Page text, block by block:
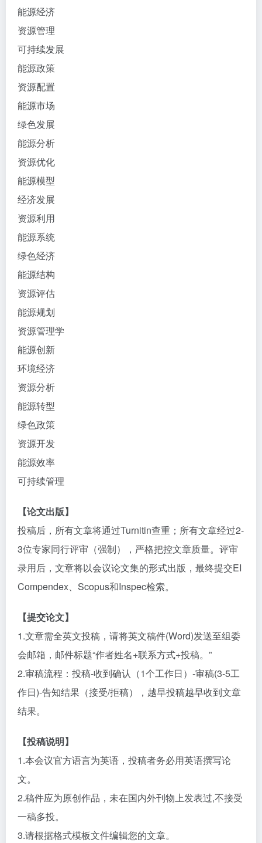
能源经济
资源管理
可持续发展
能源政策
资源配置
能源市场
绿色发展
能源分析
资源优化
能源模型
经济发展
资源利用
能源系统
绿色经济
能源结构
资源评估
能源规划
资源管理学
能源创新
环境经济
资源分析
能源转型
绿色政策
资源开发
能源效率
可持续管理
【论文出版】
投稿后，所有文章将通过Turnitin查重；所有文章经过2-
3位专家同行评审（强制），严格把控文章质量。评审
录用后，文章将以会议论文集的形式出版，最终提交EI
Compendex、Scopus和Inspec检索。
【提交论文】
1.文章需全英文投稿，请将英文稿件(Word)发送至组委
会邮箱，邮件标题“作者姓名+联系方式+投稿。”
2.审稿流程：投稿-收到确认（1个工作日）-审稿(3-5工
作日)-告知结果（接受/拒稿），越早投稿越早收到文章
结果。
【投稿说明】
1.本会议官方语言为英语，投稿者务必用英语撰写论
文。
2.稿件应为原创作品，未在国内外刊物上发表过,不接受
一稿多投。
3.请根据格式模板文件编辑您的文章。